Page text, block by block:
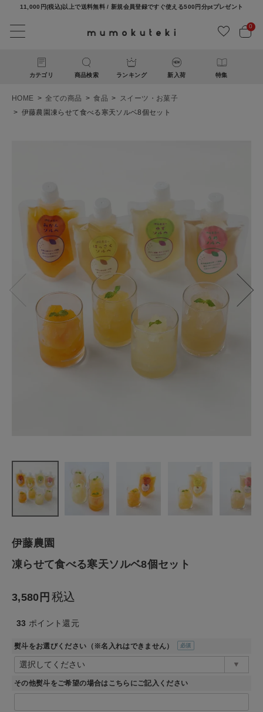
11,000円(税込)以上で送料無料 / 新規会員登録ですぐ使える500円分ptプレゼント
0
カテゴリ 商品検索 ランキング 新入荷 特集
ようこそ ゲスト 様
ログイン 新規会員登録
伊藤農園
CATEGORY
ナチュラル服
生活雑貨
食品
ギフト
ブランド
全ての商品
HOME 全ての商品 食品
スイーツ・お菓子
伊藤農園凍らせて食べる寒天ソルベ8個セット
伊藤農園
凍らせて食べる寒天ソルベ8個セット
3,580 税込
33 ポイント還元
熨斗をお選びください（※名入れはできません）
(必
その他熨斗をご希望の場合はこちらにご記入ください